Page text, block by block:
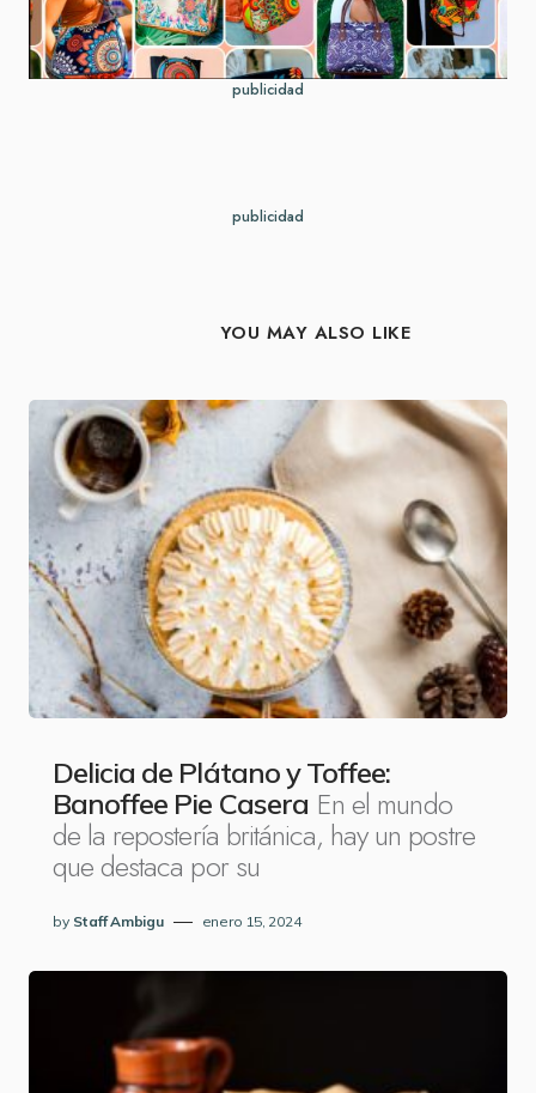
publicidad
publicidad
YOU MAY ALSO LIKE
Delicia de Plátano y Toffee:
Banoffee Pie Casera En el mundo
de la repostería británica, hay un postre
que destaca por su
by Staff Ambigu enero 15, 2024